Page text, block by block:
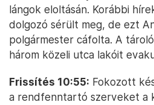
lángok eloltásán. Korábbi
dolgozó sérült meg, de ezt
polgármester cáfolta. A
három közeli utca lakóit
Frissítés 10:55: Fokozott
a rendfenntartó szerveket a